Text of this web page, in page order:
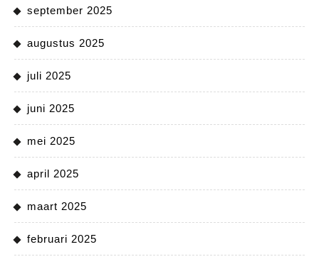
september 2025
augustus 2025
juli 2025
juni 2025
mei 2025
april 2025
maart 2025
februari 2025